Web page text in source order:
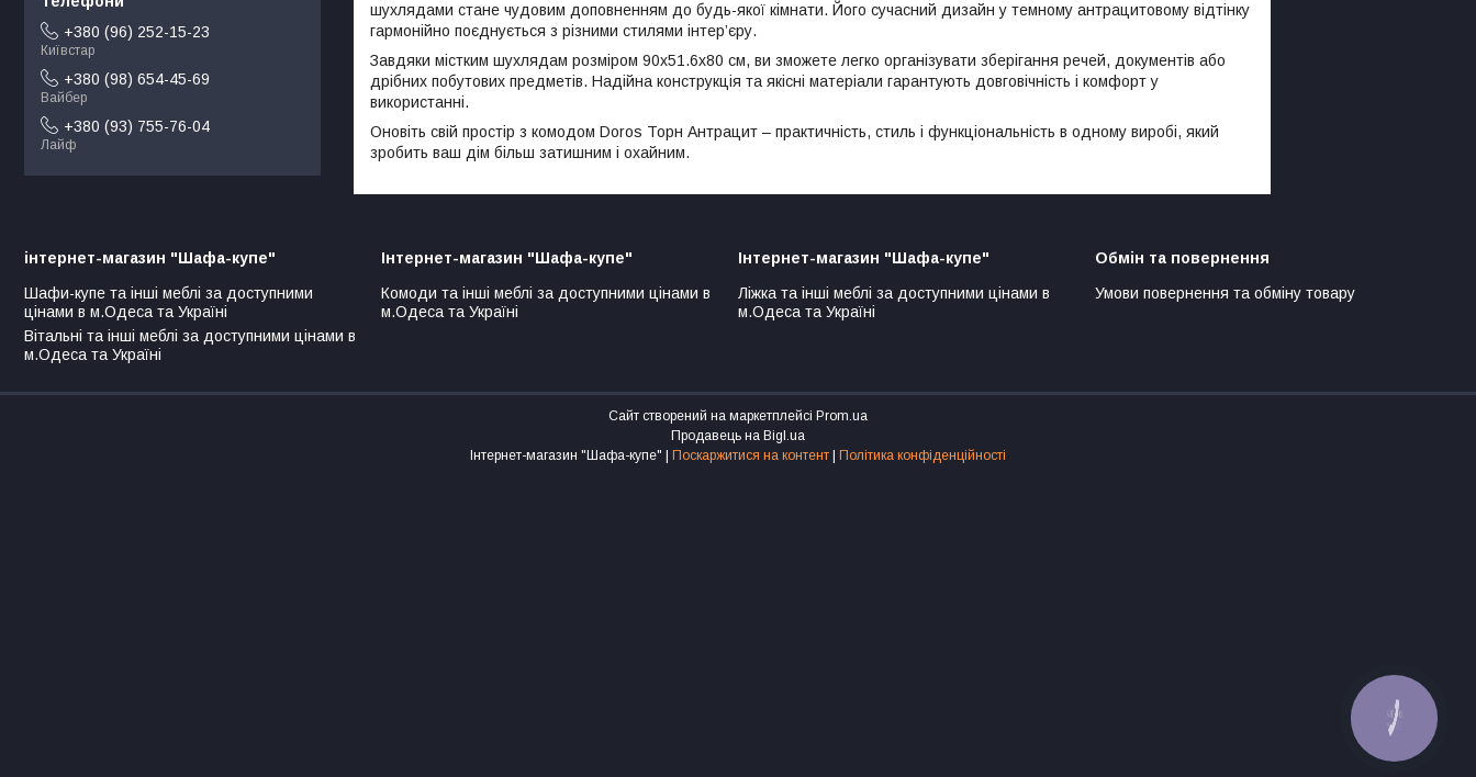
шухлядами стане чудовим доповненням до будь-якої кімнати. Його сучасний дизайн у темному антрацитовому відтінку
гармонійно поєднується з різними стилями інтер’єру.
Завдяки містким шухлядам розміром 90х51.6х80 см, ви зможете легко організувати зберігання речей, документів або
дрібних побутових предметів. Надійна конструкція та якісні матеріали гарантують довговічність і комфорт у
використанні.
Оновіть свій простір з комодом Doros Торн Антрацит – практичність, стиль і функціональність в одному виробі, який
зробить ваш дім більш затишним і охайним.
+380 (96) 252-15-23
Київстар
+380 (98) 654-45-69
Вайбер
+380 (93) 755-76-04
Лайф
інтернет-магазин "Шафа-купе"
Шафи-купе та інші меблі за доступними
цінами в м.Одеса та Україні
Вітальні та інші меблі за доступними цінами в
м.Одеса та Україні
Інтернет-магазин "Шафа-купе"
Комоди та інші меблі за доступними цінами в
м.Одеса та Україні
Інтернет-магазин "Шафа-купе"
Ліжка та інші меблі за доступними цінами в
м.Одеса та Україні
Обмін та повернення
Умови повернення та обміну товару
Сайт створений на маркетплейсі Prom.ua
Продавець на Bigl.ua
Поскаржитися на контент Політика конфіденційності
КНОПКА
ЗВ'ЯЗКУ